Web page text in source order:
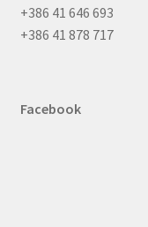
+386 41 646 693
+386 41 878 717
Facebook